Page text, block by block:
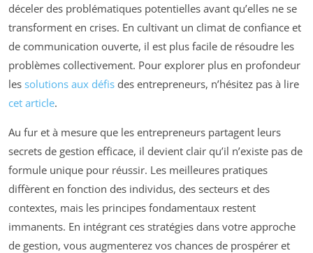
déceler des problématiques potentielles avant qu’elles ne se
transforment en crises. En cultivant un climat de confiance et
de communication ouverte, il est plus facile de résoudre les
problèmes collectivement. Pour explorer plus en profondeur
les solutions aux défis des entrepreneurs, n’hésitez pas à lire
cet article.
Au fur et à mesure que les entrepreneurs partagent leurs
secrets de gestion efficace, il devient clair qu’il n’existe pas de
formule unique pour réussir. Les meilleures pratiques
diffèrent en fonction des individus, des secteurs et des
contextes, mais les principes fondamentaux restent
immanents. En intégrant ces stratégies dans votre approche
de gestion, vous augmenterez vos chances de prospérer et